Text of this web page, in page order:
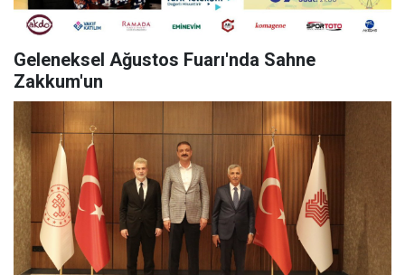
Geleneksel Ağustos Fuarı'nda Sahne
Zakkum'un